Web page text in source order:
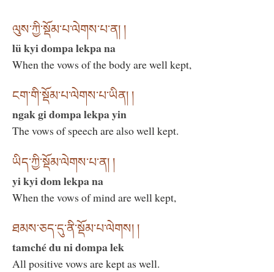
ལུས་ཀྱི་སྡོམ་པ་ལེགས་པ་ན། །
lü kyi dompa lekpa na
When the vows of the body are well kept,
ངག་གི་སྡོམ་པ་ལེགས་པ་ཡིན། །
ngak gi dompa lekpa yin
The vows of speech are also well kept.
ཡིད་ཀྱི་སྡོམ་ལེགས་པ་ན། །
yi kyi dom lekpa na
When the vows of mind are well kept,
ཐམས་ཅད་དུ་ནི་སྡོམ་པ་ལེགས། །
tamché du ni dompa lek
All positive vows are kept as well.